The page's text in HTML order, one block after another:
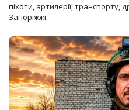
піхоти, артилерії, транспорту,
Запоріжжі.